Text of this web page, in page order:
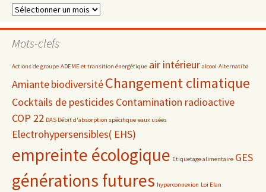
Dossiers
date
Mots-clefs
Actions de groupe ADEME et transition énergétique air intérieur alcool Alternatiba
AmiantebiodiversitéChangement climatique
Cocktails de pesticides Contamination radioactive
COP 22 DAS Débit d'absorption spécifique eaux usées
Electrohypersensibles( EHS)
empreinte écologique Etiquetage alimentaire GES
générations futures hyperconnexion Loi Elan